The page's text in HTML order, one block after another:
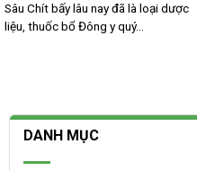
Sâu Chít bấy lâu nay đã là loại dược
liệu, thuốc bổ Đông y quý...
DANH MỤC